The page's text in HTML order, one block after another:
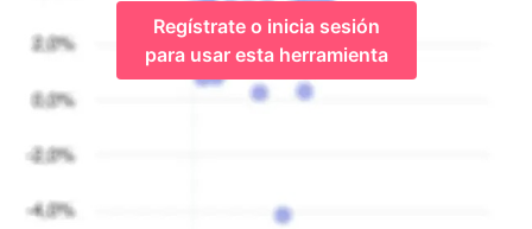
Regístrate o inicia sesión
para usar esta herramienta